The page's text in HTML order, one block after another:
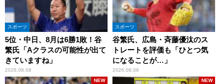
スポーツ
5位・中日、8月は6勝1敗！谷
繁氏「Aクラスの可能性が出て
きていますね」
2026.08.08
スポーツ
谷繁氏、広島・斉藤優汰のス
トレートを評価も「ひとつ気
になることが…」
2026.08.08
NEW NEW